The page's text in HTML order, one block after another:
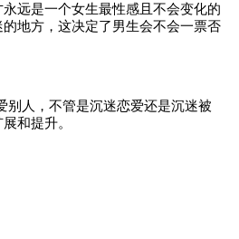
远是一个女生最性感且不会变化的
地方，这决定了男生会不会一票否
别人，不管是沉迷恋爱还是沉迷被
和提升。